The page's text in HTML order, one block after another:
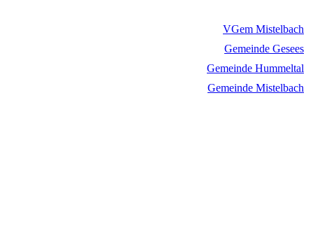
VGem Mistelbach
Gemeinde Gesees
Gemeinde Hummeltal
Gemeinde Mistelbach